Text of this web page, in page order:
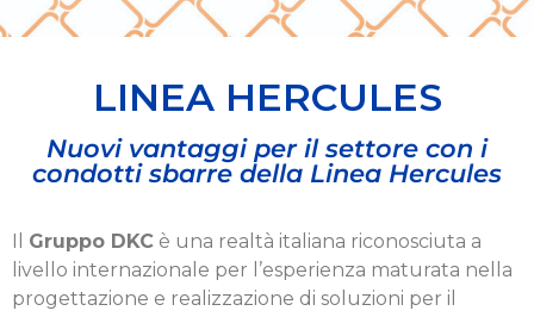
LINEA HERCULES
Nuovi vantaggi per il settore con i
condotti sbarre della Linea Hercules
Il Gruppo DKC è una realtà italiana riconosciuta a
livello internazionale per l’esperienza maturata nella
progettazione e realizzazione di soluzioni per il